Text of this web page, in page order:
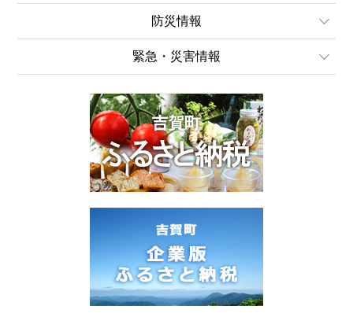
入札公告
2026年07月28日
広報よしか
祝！水質が最も良好な河川【清流高津川】
2026年07月17日
2026年06月25日
令和8年度きん祭みん祭農業文化祭の開催・申
2026年06月16日
萩・石見空港ー大阪（伊丹空港）線が夏季限定
で運行します！
2025年06月02日
防災情報
2026年08月05日
現在、新着情報はありません。
緊急・災害情報
現在、新着情報はありません。